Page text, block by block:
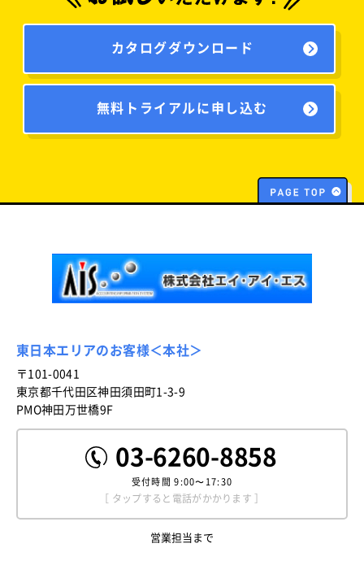
カタログダウンロード
無料トライアルに申し込む
東日本エリアのお客様＜本社＞
〒101-0041
東京都千代田区神田須田町1-3-9
PMO神田万世橋9F
03-6260-8858
受付時間9:00〜17:30
［ タップすると電話がかかります ］
営業担当まで